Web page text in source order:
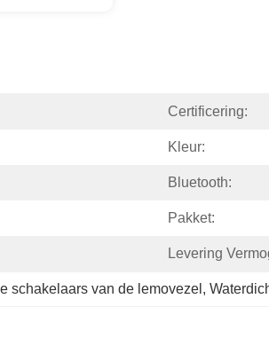
Certificering:
Kleur:
Bluetooth:
Pakket:
Levering
schakelaars van de lemovezel ,